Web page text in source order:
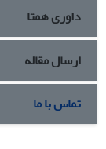
داوری همتا
ارسال مقاله
تماس با ما